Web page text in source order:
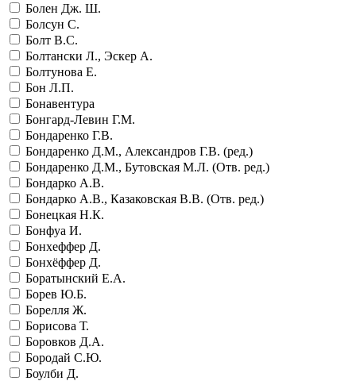
Болен Дж. Ш.
Болсун С.
Болт В.С.
Болтански Л., Эскер А.
Болтунова Е.
Бон Л.П.
Бонавентура
Бонгард-Левин Г.М.
Бондаренко Г.В.
Бондаренко Д.М., Александров Г.В. (ред.)
Бондаренко Д.М., Бутовская М.Л. (Отв. ред.)
Бондарко А.В.
Бондарко А.В., Казаковская В.В. (Отв. ред.)
Бонецкая Н.К.
Бонфуа И.
Бонхеффер Д.
Бонхёффер Д.
Боратынский Е.А.
Борев Ю.Б.
Борелля Ж.
Борисова Т.
Боровков Д.А.
Бородай С.Ю.
Боулби Д.